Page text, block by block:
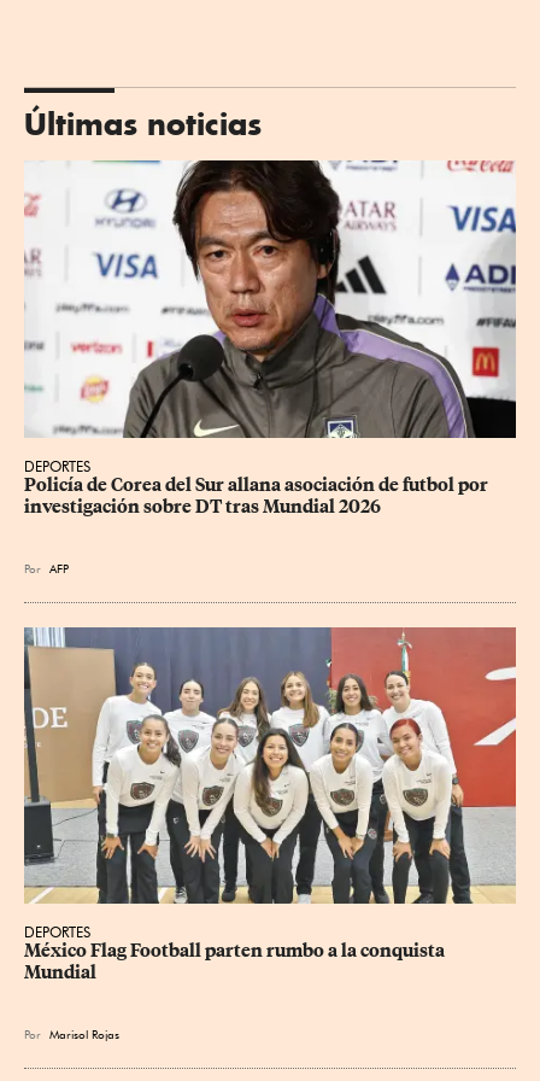
Últimas noticias
DEPORTES
Policía de Corea del Sur allana asociación de futbol por
investigación sobre DT tras Mundial 2026
Por AFP
DEPORTES
México Flag Football parten rumbo a la conquista
Mundial
Por Marisol Rojas